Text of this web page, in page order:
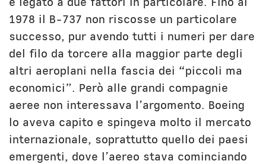
1978 il B-737 non riscosse un particolare
successo, pur avendo tutti i numeri per dare
del filo da torcere alla maggior parte degli
altri aeroplani nella fascia dei “piccoli ma
economici”. Però alle grandi compagnie
aeree non interessava l’argomento. Boeing
lo aveva capito e spingeva molto il mercato
internazionale, soprattutto quello dei paesi
emergenti, dove l’aereo stava cominciando